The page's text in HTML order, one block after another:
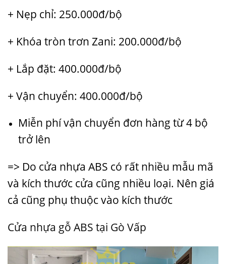
+ Nẹp chỉ: 250.000đ/bộ
+ Khóa tròn trơn Zani: 200.000đ/bộ
+ Lắp đặt: 400.000đ/bộ
+ Vận chuyển: 400.000đ/bộ
Miễn phí vận chuyển đơn hàng từ 4 bộ
trở lên
=> Do cửa nhựa ABS có rất nhiều mẫu mã
và kích thước cửa cũng nhiều loại. Nên giá
cả cũng phụ thuộc vào kích thước
Cửa nhựa gỗ ABS tại Gò Vấp